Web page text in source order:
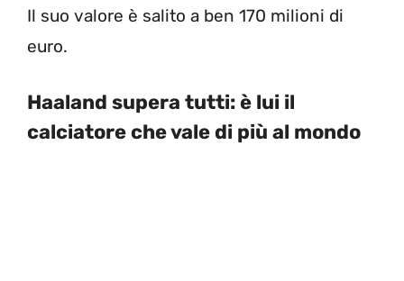
Il suo valore è salito a ben 170 milioni di
euro.
Haaland supera tutti: è lui il
calciatore che vale di più al mondo